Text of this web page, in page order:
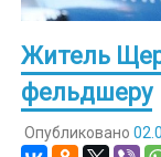
Житель
фельдшеру
Опубликовано